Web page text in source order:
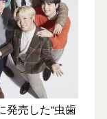
売した“虫歯